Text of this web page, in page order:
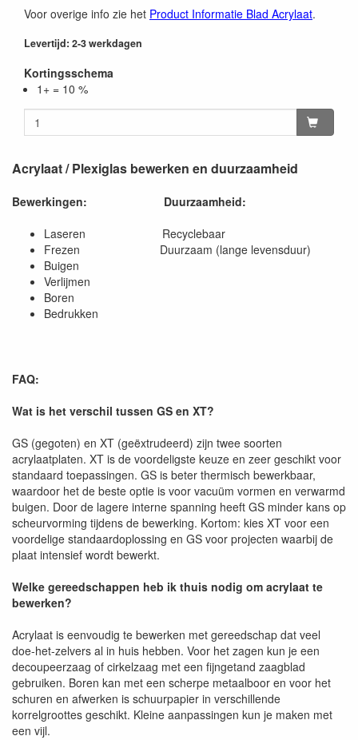
Voor overige info zie het Product Informatie Blad Acrylaat.
Levertijd: 2-3 werkdagen
Kortingsschema
1+ = 10 %
Acrylaat / Plexiglas bewerken en duurzaamheid
Bewerkingen:
Duurzaamheid:
Laseren Recyclebaar
Frezen Duurzaam (lange levensduur)
Buigen
Verlijmen
Boren
Bedrukken
FAQ:
Wat is het verschil tussen GS en XT?
GS (gegoten) en XT (geëxtrudeerd) zijn twee soorten
acrylaatplaten. XT is de voordeligste keuze en zeer geschikt voor
standaard toepassingen. GS is beter thermisch bewerkbaar,
waardoor het de beste optie is voor vacuüm vormen en verwarmd
buigen. Door de lagere interne spanning heeft GS minder kans op
scheurvorming tijdens de bewerking. Kortom: kies XT voor een
voordelige standaardoplossing en GS voor projecten waarbij de
plaat intensief wordt bewerkt.
Welke gereedschappen heb ik thuis nodig om acrylaat te
bewerken?
Acrylaat is eenvoudig te bewerken met gereedschap dat veel
doe-het-zelvers al in huis hebben. Voor het zagen kun je een
decoupeerzaag of cirkelzaag met een fijngetand zaagblad
gebruiken. Boren kan met een scherpe metaalboor en voor het
schuren en afwerken is schuurpapier in verschillende
korrelgroottes geschikt. Kleine aanpassingen kun je maken met
een vijl.